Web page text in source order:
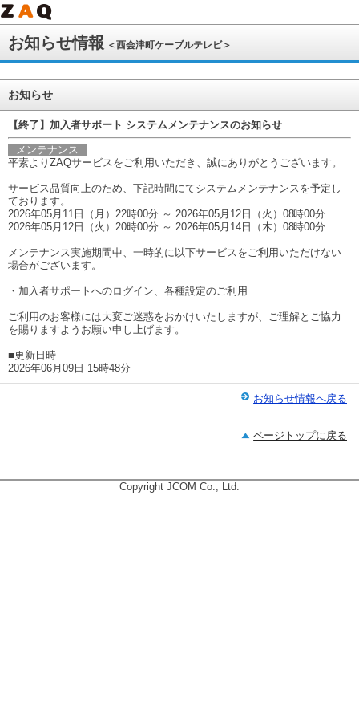
お知らせ情報 ＜西会津町ケーブルテレビ＞
お知らせ
【終了】加入者サポート システムメンテナンスのお知らせ
メンテナンス
平素よりZAQサービスをご利用いただき、誠にありがとうございます。
サービス品質向上のため、下記時間にてシステムメンテナンスを予定し
ております。
2026年05月11日（月）22時00分 ～ 2026年05月12日（火）08時00分
2026年05月12日（火）20時00分 ～ 2026年05月14日（木）08時00分
メンテナンス実施期間中、一時的に以下サービスをご利用いただけない
場合がございます。
・加入者サポートへのログイン、各種設定のご利用
ご利用のお客様には大変ご迷惑をおかけいたしますが、ご理解とご協力
を賜りますようお願い申し上げます。
■更新日時
2026年06月09日 15時48分
お知らせ情報へ戻る
ページトップに戻る
Copyright JCOM Co., Ltd.